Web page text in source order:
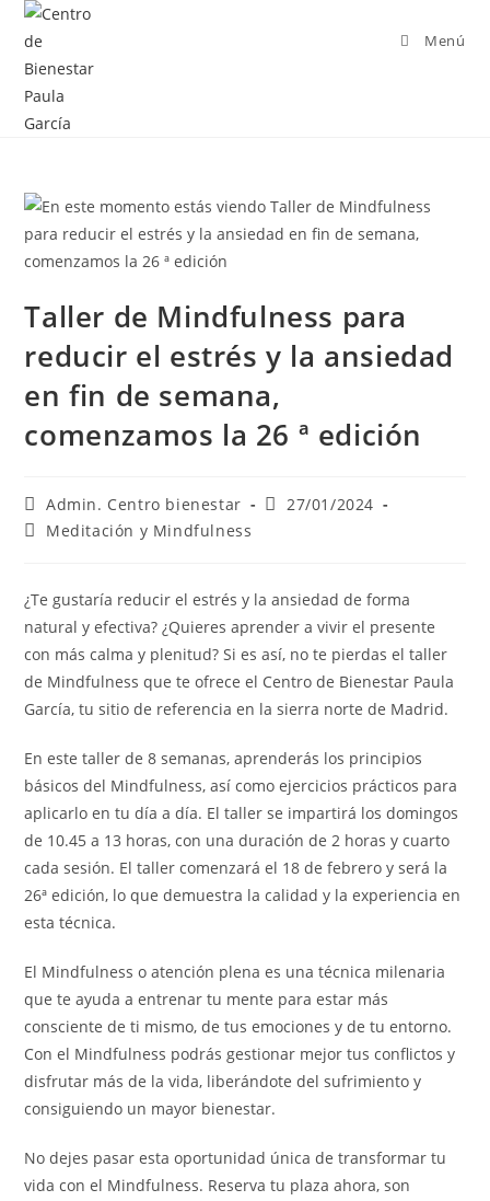
Menú
Taller de Mindfulness para
reducir el estrés y la ansiedad
en fin de semana,
comenzamos la 26 ª edición
Admin. Centro bienestar
27/01/2024
Meditación y Mindfulness
¿Te gustaría reducir el estrés y la ansiedad de forma
natural y efectiva? ¿Quieres aprender a vivir el presente
con más calma y plenitud? Si es así, no te pierdas el taller
de Mindfulness que te ofrece el Centro de Bienestar Paula
García, tu sitio de referencia en la sierra norte de Madrid.
En este taller de 8 semanas, aprenderás los principios
básicos del Mindfulness, así como ejercicios prácticos para
aplicarlo en tu día a día. El taller se impartirá los domingos
de 10.45 a 13 horas, con una duración de 2 horas y cuarto
cada sesión. El taller comenzará el 18 de febrero y será la
26ª edición, lo que demuestra la calidad y la experiencia en
esta técnica.
El Mindfulness o atención plena es una técnica milenaria
que te ayuda a entrenar tu mente para estar más
consciente de ti mismo, de tus emociones y de tu entorno.
Con el Mindfulness podrás gestionar mejor tus conflictos y
disfrutar más de la vida, liberándote del sufrimiento y
consiguiendo un mayor bienestar.
No dejes pasar esta oportunidad única de transformar tu
vida con el Mindfulness. Reserva tu plaza ahora, son